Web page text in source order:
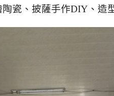
瓷、披薩手作DIY、造